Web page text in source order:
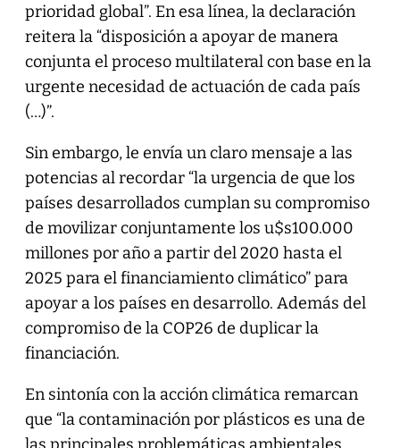
prioridad global”. En esa línea, la declaración
reitera la “disposición a apoyar de manera
conjunta el proceso multilateral con base en la
urgente necesidad de actuación de cada país
(…)”.
Sin embargo, le envía un claro mensaje a las
potencias al recordar “la urgencia de que los
países desarrollados cumplan su compromiso
de movilizar conjuntamente los u$s100.000
millones por año a partir del 2020 hasta el
2025 para el financiamiento climático” para
apoyar a los países en desarrollo. Además del
compromiso de la COP26 de duplicar la
financiación.
En sintonía con la acción climática remarcan
que “la contaminación por plásticos es una de
las principales problemáticas ambientales